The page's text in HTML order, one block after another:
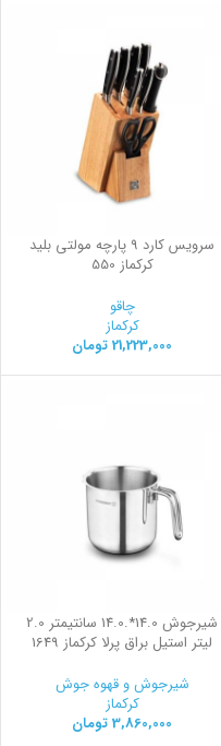
سرویس کارد 9 پارچه مولتی بلید
کرکماز 550
چاقو
کرکماز
21,223,000 تومان
شیرجوش 14.0*.14.0 سانتیمتر 2.0
لیتر استیل براق پرلا کرکماز 1649
شیرجوش و قهوه جوش
کرکماز
3,860,000 تومان